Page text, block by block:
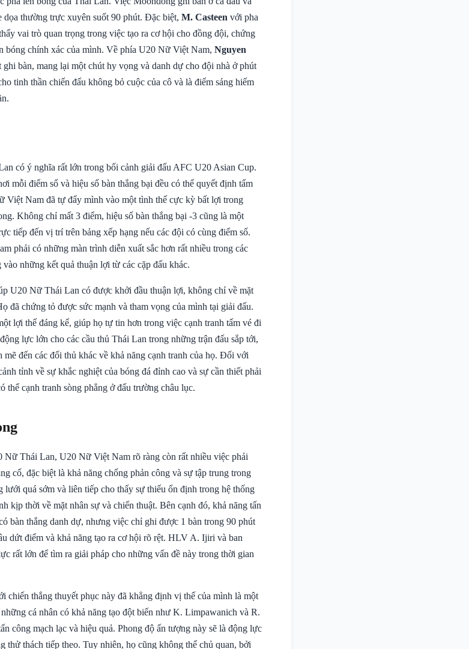
dọa thường trực xuyên suốt 90 phút. Đặc biệt, M. Casteen với pha
vai trò quan trọng trong việc tạo ra cơ hội cho đồng đội, chứng
bóng chính xác của mình. Về phía U20 Nữ Việt Nam, Nguyen
ghi bàn, mang lại một chút hy vọng và danh dự cho đội nhà ở phút
tinh thần chiến đấu không bỏ cuộc của cô và là điểm sáng hiếm
có ý nghĩa rất lớn trong bối cảnh giải đấu AFC U20 Asian Cup.
mỗi điểm số và hiệu số bàn thắng bại đều có thể quyết định tấm
Việt Nam đã tự đẩy mình vào một tình thế cực kỳ bất lợi trong
Không chỉ mất 3 điểm, hiệu số bàn thắng bại -3 cũng là một
tiếp đến vị trí trên bảng xếp hạng nếu các đội có cùng điểm số.
phải có những màn trình diễn xuất sắc hơn rất nhiều trong các
những kết quả thuận lợi từ các cặp đấu khác.
U20 Nữ Thái Lan có được khởi đầu thuận lợi, không chỉ về mặt
đã chứng tỏ được sức mạnh và tham vọng của mình tại giải đấu.
lợi thế đáng kể, giúp họ tự tin hơn trong việc cạnh tranh tấm vé đi
lực lớn cho các cầu thủ Thái Lan trong những trận đấu sắp tới,
đến các đối thủ khác về khả năng cạnh tranh của họ. Đối với
tỉnh về sự khắc nghiệt của bóng đá đỉnh cao và sự cần thiết phải
thể cạnh tranh sòng phẳng ở đấu trường châu lục.
Thái Lan, U20 Nữ Việt Nam rõ ràng còn rất nhiều việc phải
cố, đặc biệt là khả năng chống phản công và sự tập trung trong
lưới quá sớm và liên tiếp cho thấy sự thiếu ổn định trong hệ thống
kịp thời về mặt nhân sự và chiến thuật. Bên cạnh đó, khả năng tấn
bàn thắng danh dự, nhưng việc chỉ ghi được 1 bàn trong 90 phút
dứt điểm và khả năng tạo ra cơ hội rõ rệt. HLV A. Ijiri và ban
rất lớn để tìm ra giải pháp cho những vấn đề này trong thời gian
thắng thuyết phục này đã khẳng định vị thế của mình là một
cá nhân có khả năng tạo đột biến như K. Limpawanich và R.
công mạch lạc và hiệu quả. Phong độ ấn tượng này sẽ là động lực
thử thách tiếp theo. Tuy nhiên, họ cũng không thể chủ quan, bởi